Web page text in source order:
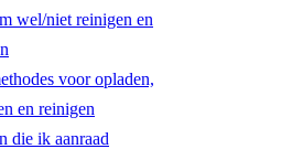
wel/niet reinigen en
voor opladen,
en reinigen
die ik aanraad